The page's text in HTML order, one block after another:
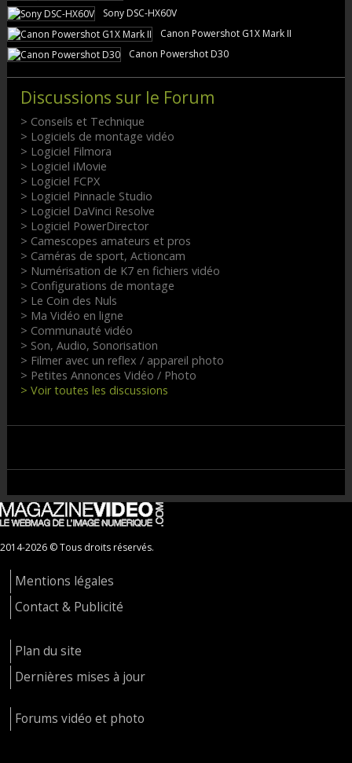
Sony DSC-HX60V
Canon Powershot G1X Mark II
Canon Powershot D30
Discussions sur le Forum
> Conseils et Technique
> Logiciels de montage vidéo
> Logiciel Filmora
> Logiciel iMovie
> Logiciel FCPX
> Logiciel Pinnacle Studio
> Logiciel DaVinci Resolve
> Logiciel PowerDirector
> Camescopes amateurs et pros
> Caméras de sport, Actioncam
> Numérisation de K7 en fichiers vidéo
> Configurations de montage
> Le Coin des Nuls
> Ma Vidéo en ligne
> Communauté vidéo
> Son, Audio, Sonorisation
> Filmer avec un reflex / appareil photo
> Petites Annonces Vidéo / Photo
> Voir toutes les discussions
2014-2026 © Tous droits réservés.
Mentions légales
Contact & Publicité
Plan du site
Dernières mises à jour
Forums vidéo et photo